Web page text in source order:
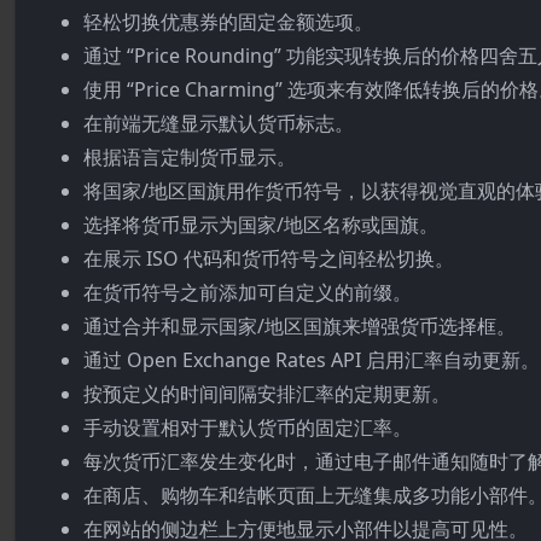
轻松切换优惠券的固定金额选项。
通过 “Price Rounding” 功能实现转换后的价格四舍五
使用 “Price Charming” 选项来有效降低转换后的价格
在前端无缝显示默认货币标志。
根据语言定制货币显示。
将国家/地区国旗用作货币符号，以获得视觉直观的体
选择将货币显示为国家/地区名称或国旗。
在展示 ISO 代码和货币符号之间轻松切换。
在货币符号之前添加可自定义的前缀。
通过合并和显示国家/地区国旗来增强货币选择框。
通过 Open Exchange Rates API 启用汇率自动更新。
按预定义的时间间隔安排汇率的定期更新。
手动设置相对于默认货币的固定汇率。
每次货币汇率发生变化时，通过电子邮件通知随时了解
在商店、购物车和结帐页面上无缝集成多功能小部件。
在网站的侧边栏上方便地显示小部件以提高可见性。